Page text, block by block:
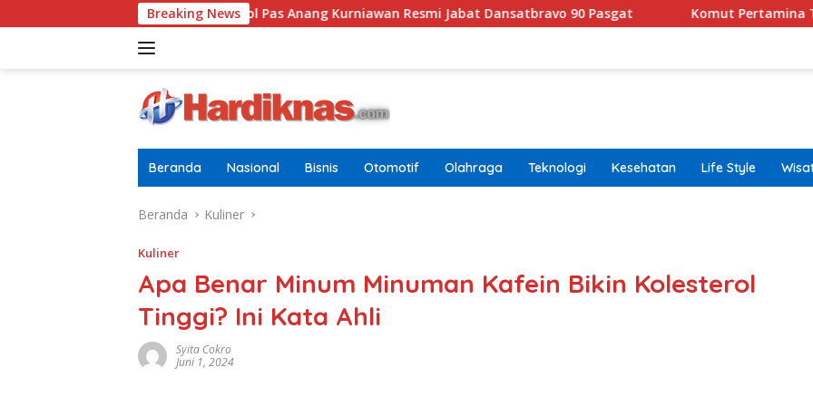
ke
Breaking News
Letkol Pas Anang Kurniawan Resmi Jabat Dansatbravo 90 Pasgat Komut Pertamina Tegaskan Tak
Beranda Nasional Bisnis Otomotif Olahraga Teknologi Kesehatan Life Style
Beranda Kuliner
Kuliner
Apa Benar Minum Minuman Kafein Bikin Kolesterol
Tinggi? Ini Kata Ahli
Syita Cokro
Juni 1, 2024